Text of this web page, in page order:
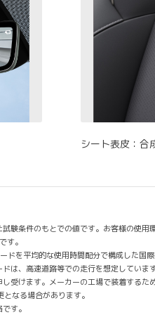
シート表皮：合
験条件のもとでの値です。お客様の使
す。
ドを平均的な使用時間配分で構成した
は、高速道路等での走行を想定しています
受けます。メーカーの工場で装着するた
なる場合があります。
す。